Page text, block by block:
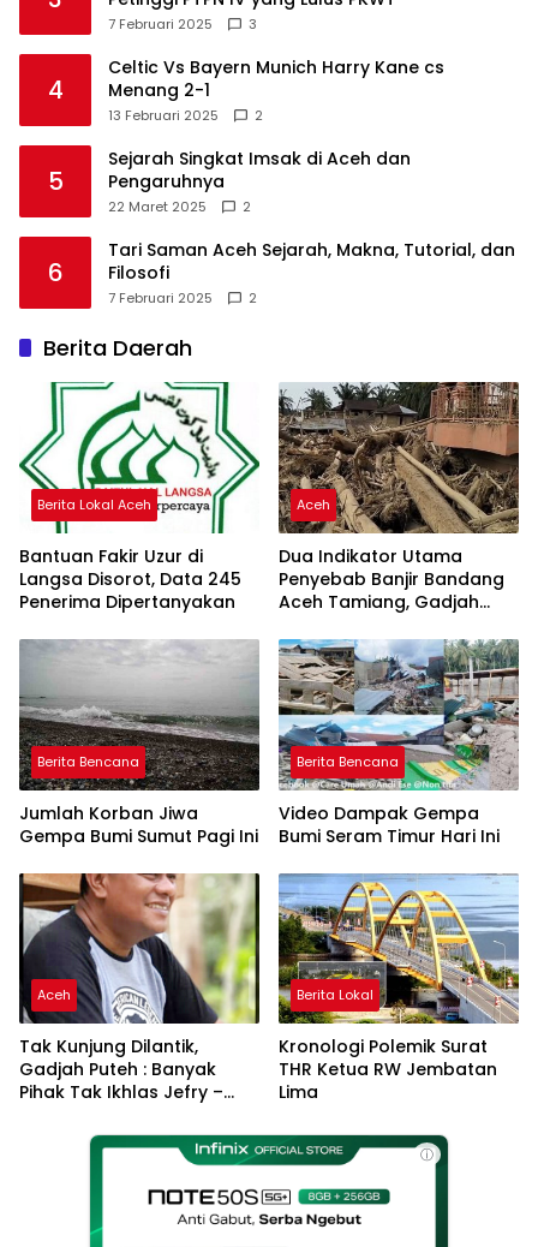
7 Februari 2025 3
4
Celtic Vs Bayern Munich Harry Kane cs
Menang 2-1
13 Februari 2025 2
5
Sejarah Singkat Imsak di Aceh dan
Pengaruhnya
22 Maret 2025 2
6
Tari Saman Aceh Sejarah, Makna, Tutorial, dan
Filosofi
7 Februari 2025 2
Berita Daerah
Berita Lokal Aceh
Bantuan Fakir Uzur di
Langsa Disorot, Data 245
Penerima Dipertanyakan
Aceh
Dua Indikator Utama
Penyebab Banjir Bandang
Aceh Tamiang, Gadjah
DAS
Berita Bencana
Jumlah Korban Jiwa
Gempa Bumi Sumut Pagi Ini
Berita Bencana
Video Dampak Gempa
Bumi Seram Timur Hari Ini
Aceh
Tak Kunjung Dilantik,
Gadjah Puteh : Banyak
Pihak Tak Ikhlas Jefry –
Berita Lokal
Kronologi Polemik Surat
THR Ketua RW Jembatan
Lima
ⓘ